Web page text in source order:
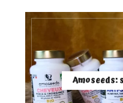
Amoseeds: